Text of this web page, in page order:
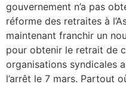
gouvernement n’a pas
réforme des retraites à
maintenant franchir un
pour obtenir le retrait de
organisations syndicales
l’arrêt le 7 mars. Partout